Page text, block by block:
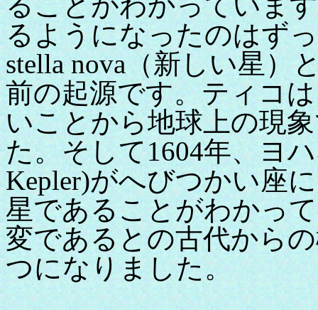
るようになったのはず
stella nova（新しい星）
前の起源です。ティコ
いことから地球上の現
た。そして1604年、ヨ
Kepler)がへびつかい座
星であることがわかっ
変であるとの古代から
つになりました。